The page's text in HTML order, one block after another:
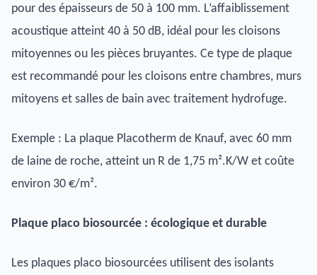
pour des épaisseurs de 50 à 100 mm. L’affaiblissement
acoustique atteint 40 à 50 dB, idéal pour les cloisons
mitoyennes ou les pièces bruyantes. Ce type de plaque
est recommandé pour les cloisons entre chambres, murs
mitoyens et salles de bain avec traitement hydrofuge.
Exemple : La plaque Placotherm de Knauf, avec 60 mm
de laine de roche, atteint un R de 1,75 m².K/W et coûte
environ 30 €/m².
Plaque placo biosourcée : écologique et durable
Les plaques placo biosourcées utilisent des isolants